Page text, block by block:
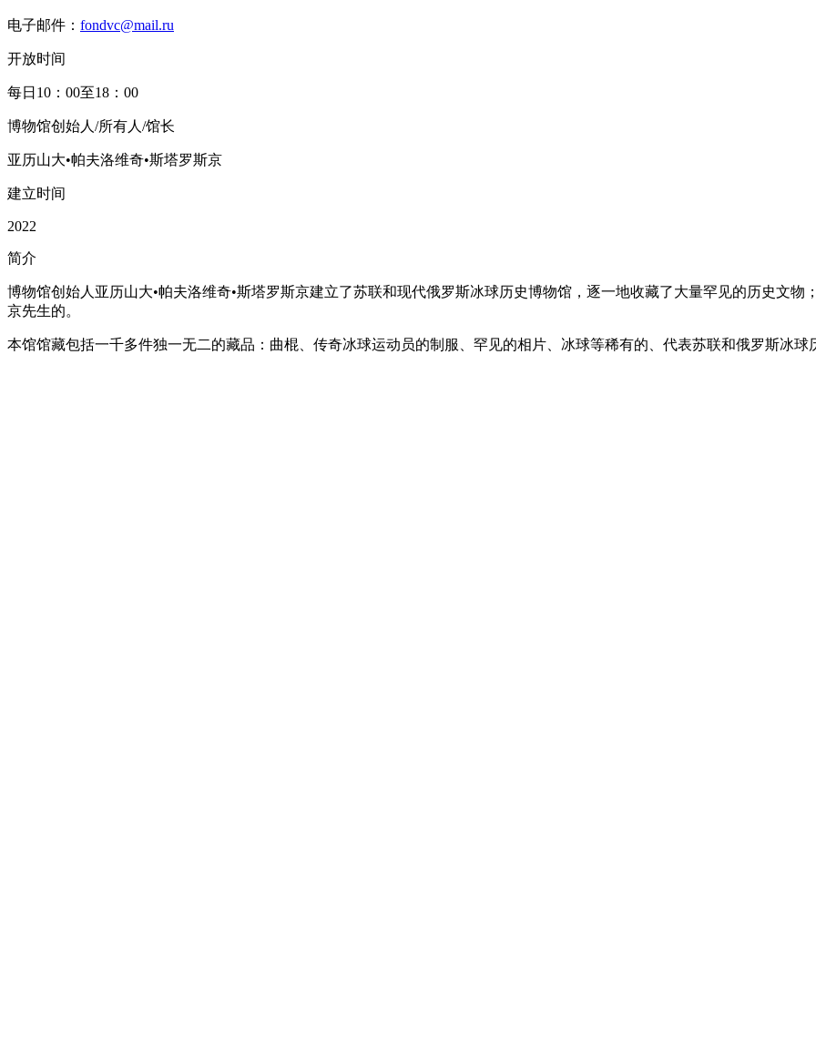
电子邮件： fondvc@mail.ru
开放时间
每日10：00至18：00
博物馆创始人/所有人/馆长
亚历山大•帕夫洛维奇•斯塔罗斯京
建立时间
2022
简介
博物馆创始人亚历山大•帕夫洛维奇•斯塔罗斯京建立了苏联和现代俄罗斯冰球历史博物馆，逐一地收藏了大量罕见的历史文
京先生的。
本馆馆藏包括一千多件独一无二的藏品：曲棍、传奇冰球运动员的制服、罕见的相片、冰球等稀有的、代表苏联和俄罗斯冰球